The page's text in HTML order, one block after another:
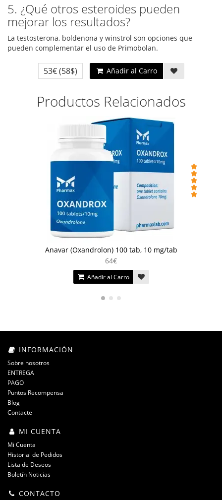
5. ¿Qué otros esteroides pueden
mejorar los resultados?
La testosterona, boldenona y winstrol son opciones que
pueden complementar el uso de Primobolan.
53€(58$) Añadir al Carro
Productos Relacionados
Anavar (Oxandrolon) 100 tab, 10 mg/tab
64€
Añadir al Carro
INFORMACIÓN
Sobre nosotros
ENTREGA
PAGO
Puntos Recompensa
Blog
Contacte
MI CUENTA
Mi Cuenta
Historial de Pedidos
Lista de Deseos
Boletín Noticias
CONTACTO